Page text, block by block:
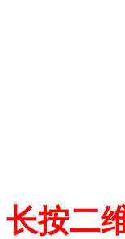
长按二